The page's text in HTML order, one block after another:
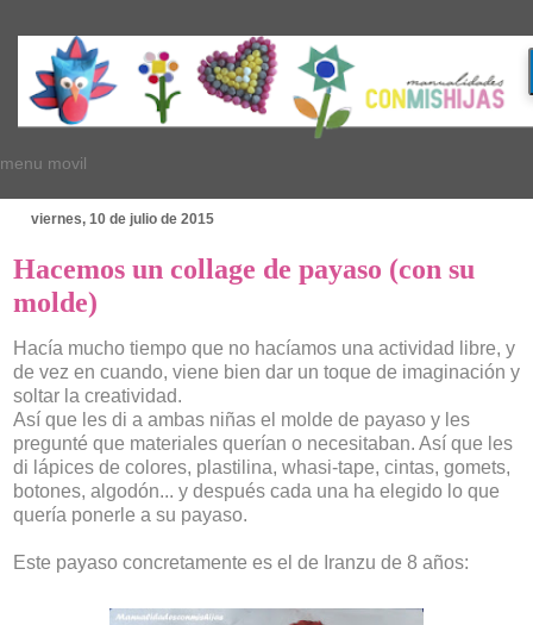
menu movil
viernes, 10 de julio de 2015
Hacemos un collage de payaso (con su
molde)
Hacía mucho tiempo que no hacíamos una actividad libre, y
de vez en cuando, viene bien dar un toque de imaginación y
soltar la creatividad.
Así que les di a ambas niñas el molde de payaso y les
pregunté que materiales querían o necesitaban. Así que les
di lápices de colores, plastilina, whasi-tape, cintas, gomets,
botones, algodón... y después cada una ha elegido lo que
quería ponerle a su payaso.
Este payaso concretamente es el de Iranzu de 8 años: